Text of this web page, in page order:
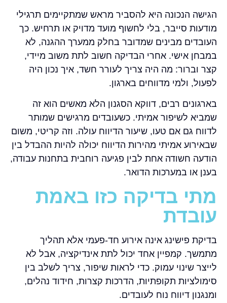
הגישה הנכונה היא להסביר מראש שמתקיימים תרגילי
מודעות סייבר, בלי לחשוף מועד מדויק או תרחיש. כך
העובדים מבינים שמדובר בחלק ממערך ההגנה, לא
במבחן אישי. אחרי הבדיקה חשוב לתת משוב מיידי,
קצר וברור: מה היה צריך לעורר חשד, איך נכון היה
לפעול, ולמי מדווחים בארגון.
בארגונים רבים, דווקא הסגנון הלא מאשים הוא זה
שמביא לשיפור אמיתי. כשעובדים מרגישים שמותר
לדווח גם אם טעו, שיעור הדיווח עולה. וזה קריטי, משום
שבאירוע אמיתי מהירות הדיווח יכולה להיות ההבדל בין
הודעה חשודה אחת לבין פגיעה רוחבית בתחנות עבודה,
בענן או במערכות הדואר.
מתי בדיקה כזו באמת
עובדת
בדיקת פישינג אינה אירוע חד-פעמי אלא תהליך
מתמשך. קמפיין אחד יכול לתת אינדיקציה, אבל לא
לייצר שינוי עמוק. כדי לראות שיפור, צריך לשלב בין
סימולציות תקופתיות, הדרכות קצרות, חידוד נהלים,
ומנגנון דיווח נוח לעובדים.